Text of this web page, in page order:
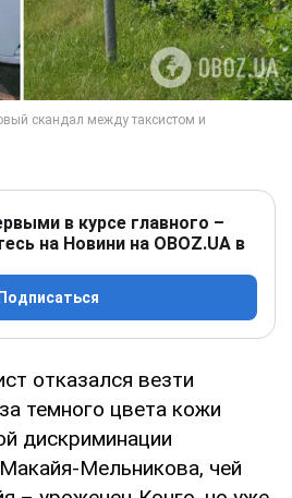
в курсе главного –
на Новини на OBOZ.UA в
Подписаться
отказался везти
темного цвета кожи
дискриминации
Мельникова, чей